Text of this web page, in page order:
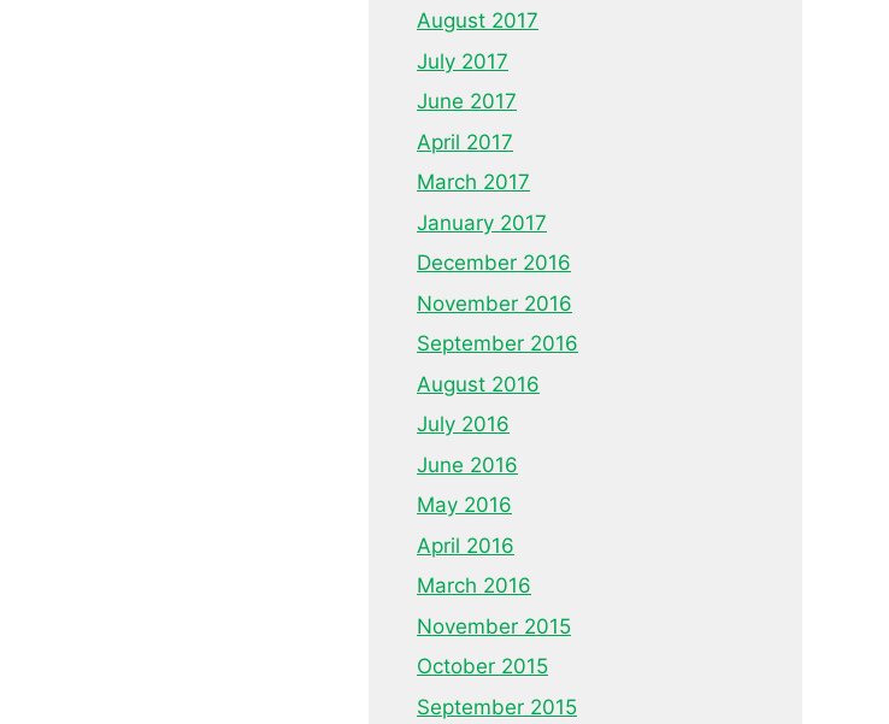
August 2017
July 2017
June 2017
April 2017
March 2017
January 2017
December 2016
November 2016
September 2016
August 2016
July 2016
June 2016
May 2016
April 2016
March 2016
November 2015
October 2015
September 2015